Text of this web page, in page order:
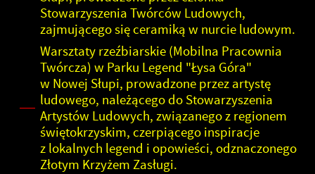
Stowarzyszenia Twórców Ludowych,
zajmującego się ceramiką w nurcie ludowym.
Warsztaty rzeźbiarskie (Mobilna Pracownia
Twórcza) w Parku Legend "Łysa Góra"
w Nowej Słupi, prowadzone przez artystę
ludowego, należącego do Stowarzyszenia
Artystów Ludowych, związanego z regionem
świętokrzyskim, czerpiącego inspiracje
z lokalnych legend i opowieści, odznaczonego
Złotym Krzyżem Zasługi.